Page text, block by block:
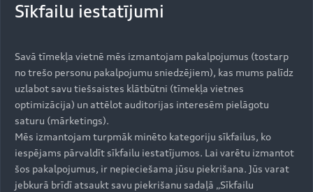
Sīkfailu iestatījumi
Savā tīmekļa vietnē mēs izmantojam pakalpojumus (tostarp
no trešo personu pakalpojumu sniedzējiem), kas mums palīdz
uzlabot savu tiešsaistes klātbūtni (tīmekļa vietnes
optimizācija) un attēlot auditorijas interesēm pielāgotu
saturu (mārketings).
Mēs izmantojam turpmāk minēto kategoriju sīkfailus, ko
iespējams pārvaldīt sīkfailu iestatījumos. Lai varētu izmantot
šos pakalpojumus, ir nepieciešama jūsu piekrišana. Jūs varat
jebkurā brīdī atsaukt savu piekrišanu sadaļā „Sīkfailu